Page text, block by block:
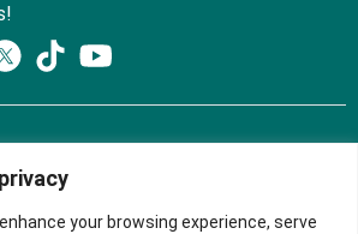
your browsing experience, serve
y Protección de Datos